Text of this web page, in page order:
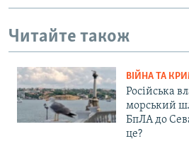
Читайте також
ВІЙНА ТА
Російська
морський
БпЛА до
це?